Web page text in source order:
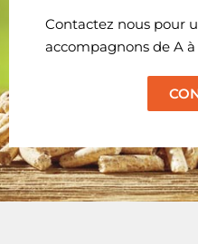
Contactez nous pour
accompagnons de A